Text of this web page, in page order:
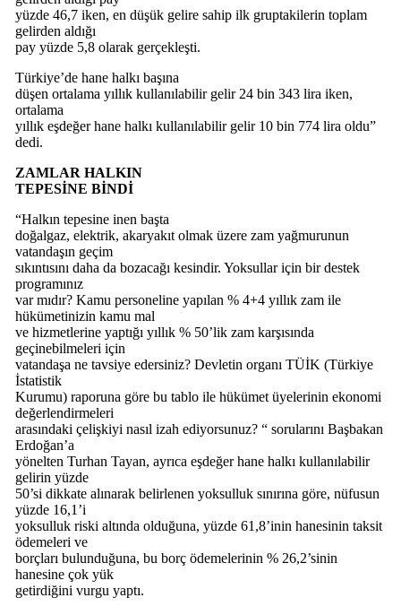
yüzde 46,7 iken, en düşük gelire sahip ilk gruptakilerin toplam
gelirden aldığı
pay yüzde 5,8 olarak gerçekleşti.
Türkiye’de hane halkı başına
düşen ortalama yıllık kullanılabilir gelir 24 bin 343 lira iken,
ortalama
yıllık eşdeğer hane halkı kullanılabilir gelir 10 bin 774 lira oldu”
dedi.
ZAMLAR HALKIN
TEPESİNE BİNDİ
“Halkın tepesine inen başta
doğalgaz, elektrik, akaryakıt olmak üzere zam yağmurunun
vatandaşın geçim
sıkıntısını daha da bozacağı kesindir. Yoksullar için bir destek
programınız
var mıdır? Kamu personeline yapılan % 4+4 yıllık zam ile
hükümetinizin kamu mal
ve hizmetlerine yaptığı yıllık % 50’lik zam karşısında
geçinebilmeleri için
vatandaşa ne tavsiye edersiniz? Devletin organı TÜİK (Türkiye
İstatistik
Kurumu) raporuna göre bu tablo ile hükümet üyelerinin ekonomi
değerlendirmeleri
arasındaki çelişkiyi nasıl izah ediyorsunuz? “ sorularını Başbakan
Erdoğan’a
yönelten Turhan Tayan, ayrıca eşdeğer hane halkı kullanılabilir
gelirin yüzde
50’si dikkate alınarak belirlenen yoksulluk sınırına göre, nüfusun
yüzde 16,1’i
yoksulluk riski altında olduğuna, yüzde 61,8’inin hanesinin taksit
ödemeleri ve
borçları bulunduğuna, bu borç ödemelerinin % 26,2’sinin
hanesine çok yük
getirdiğini vurgu yaptı.